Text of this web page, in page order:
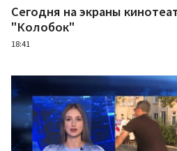
Сегодня на экраны
"Колобок"
18:41